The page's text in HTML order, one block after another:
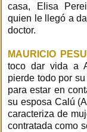
casa, Elisa
quien le llegó a
doctor.
MAURICIO
toco dar vida a
pierde todo por
para estar en
su esposa Calú
caracteriza de
contratada como